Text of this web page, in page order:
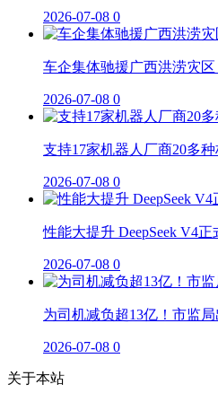
2026-07-08 0
车企集体驰援广西洪涝灾
2026-07-08 0
支持17家机器人厂商20多
2026-07-08 0
性能大提升 DeepSeek V4
2026-07-08 0
为司机减负超13亿！市监
2026-07-08 0
关于本站